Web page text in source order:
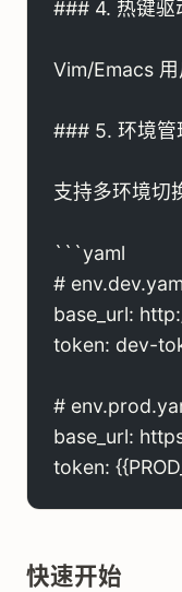
### 4. 热键驱
Vim/Emacs
### 5. 环境管
支持多环境切
```yaml
#
base_url:
token: dev-
#
base_url:
token:
快速开始